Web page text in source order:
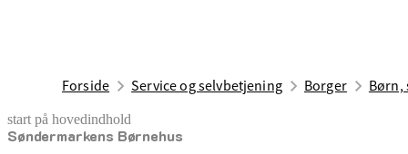
Forside Service og selvbetjening Borger Børn,
start på hovedindhold
Søndermarkens Børnehus
senest opdateret 17. februar 2026